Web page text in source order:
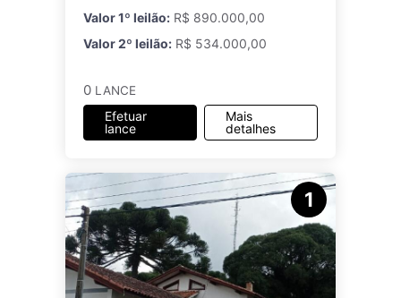
Valor 1º leilão: R$ 890.000,00
Valor 2º leilão: R$ 534.000,00
0 LANCE
Efetuar
lance
Mais
detalhes
1